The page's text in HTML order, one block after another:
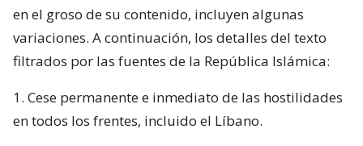
en el groso de su contenido, incluyen algunas
variaciones. A continuación, los detalles del texto
filtrados por las fuentes de la República Islámica:
1. Cese permanente e inmediato de las hostilidades
en todos los frentes, incluido el Líbano.